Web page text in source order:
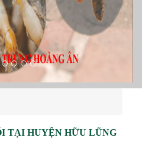
TẠI HUYỆN HỮU LŨNG